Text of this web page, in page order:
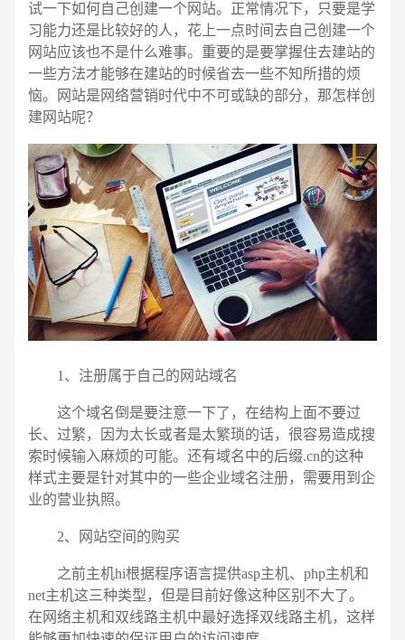
试一下如何自己创建一个网站。正常情况下，只要是学
习能力还是比较好的人，花上一点时间去自己创建一个
网站应该也不是什么难事。重要的是要掌握住去建站的
一些方法才能够在建站的时候省去一些不知所措的烦
恼。网站是网络营销时代中不可或缺的部分，那怎样创
建网站呢？
1、注册属于自己的网站域名
这个域名倒是要注意一下了，在结构上面不要过
长、过繁，因为太长或者是太繁琐的话，很容易造成搜
索时候输入麻烦的可能。还有域名中的后缀.cn的这种
样式主要是针对其中的一些企业域名注册，需要用到企
业的营业执照。
2、网站空间的购买
之前主机hi根据程序语言提供asp主机、php主机和
net主机这三种类型，但是目前好像这种区别不大了。
在网络主机和双线路主机中最好选择双线路主机，这样
请输入您的公司名称 名字
电话 微信号